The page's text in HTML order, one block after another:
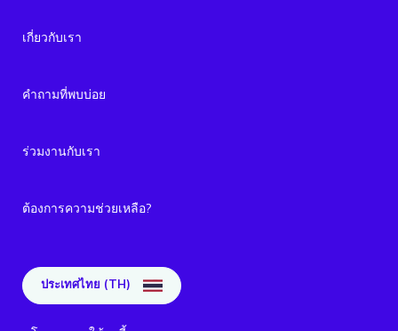
เกี่ยวกับเรา
คำถามที่พบบ่อย
ร่วมงานกับเรา
ต้องการความช่วยเหลือ?
ประเทศไทย (TH)